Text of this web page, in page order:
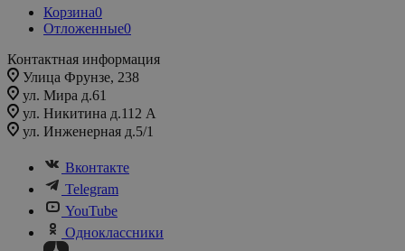
Корзина0
Отложенные0
Контактная информация
Улица Фрунзе, 238​
ул. Мира д.61
ул. Никитина д.112 А
ул. Инженерная д.5/1
Вконтакте
Telegram
YouTube
Одноклассники